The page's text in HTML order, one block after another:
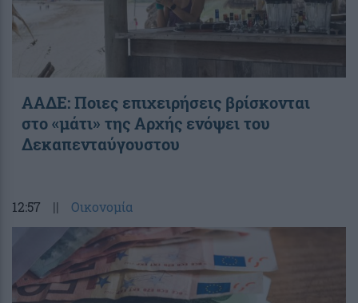
ΑΑΔΕ: Ποιες επιχειρήσεις βρίσκονται
στο «μάτι» της Αρχής ενόψει του
Δεκαπενταύγουστου
12:57 || Οικονομία